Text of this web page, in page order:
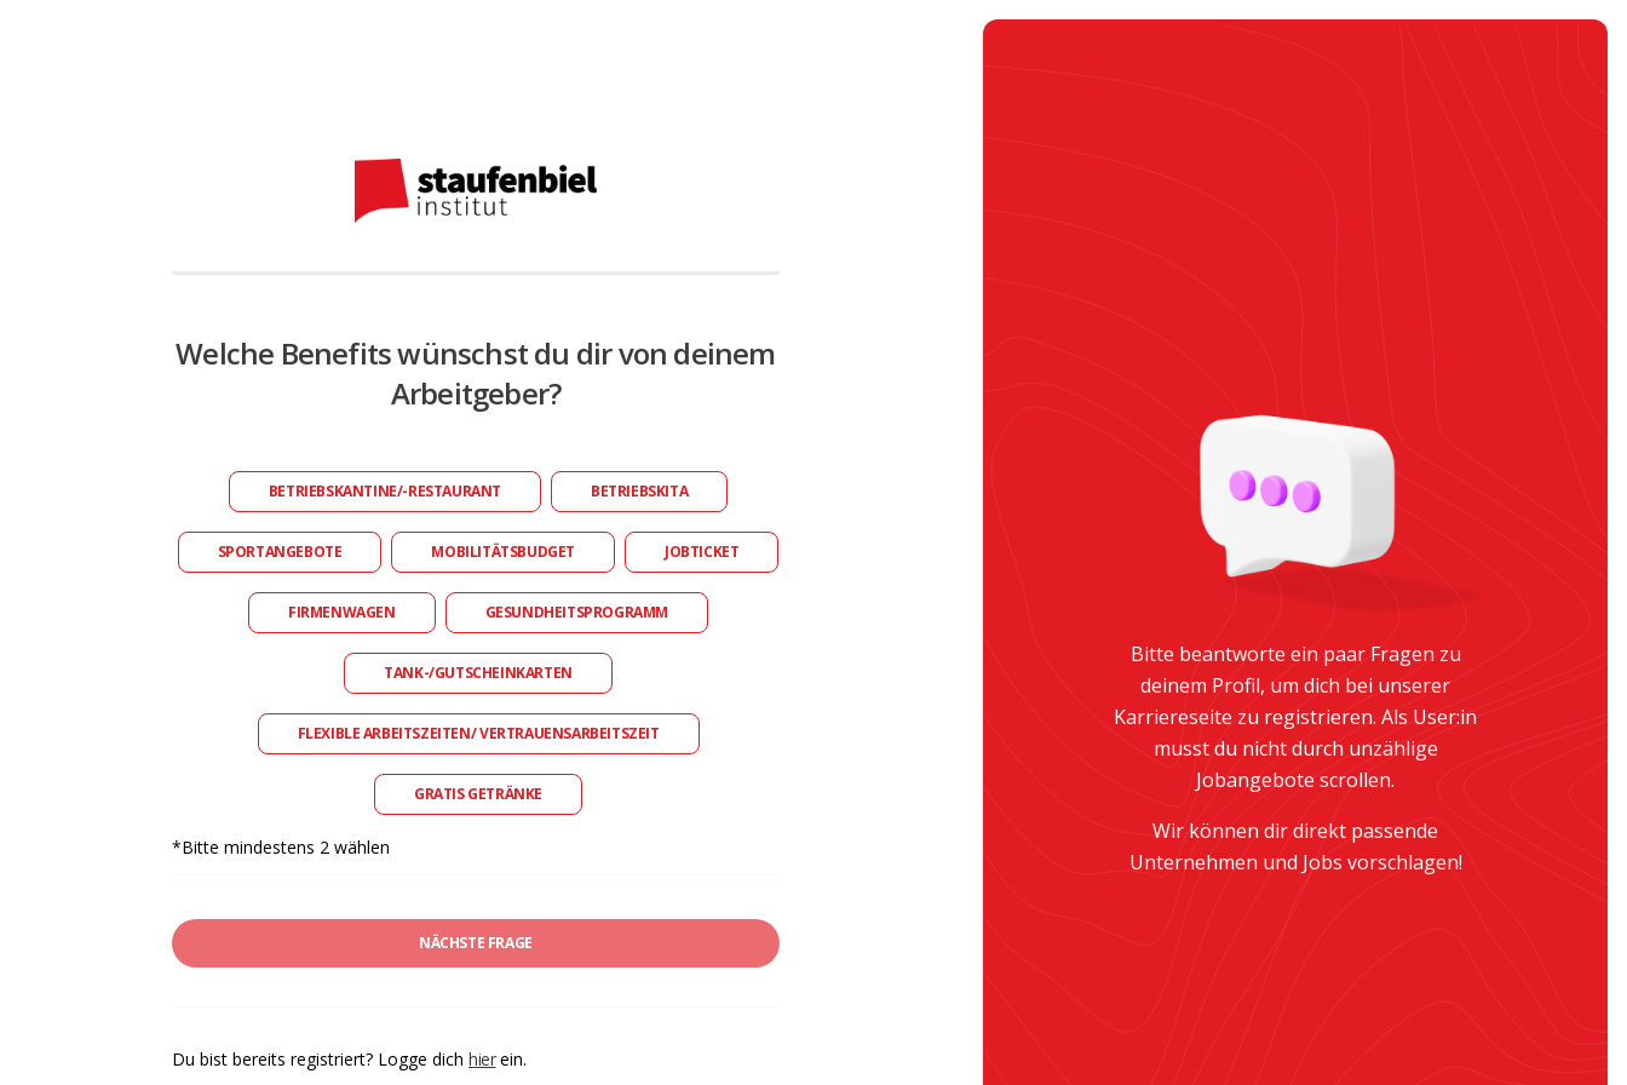
Welche Benefits wünschst du dir von deinem
Arbeitgeber?
BETRIEBSKANTINE/-RESTAURANT BETRIEBSKITA
SPORTANGEBOTE MOBILITÄTSBUDGET JOBTICKET
FIRMENWAGEN GESUNDHEITSPROGRAMM
TANK-/GUTSCHEINKARTEN
FLEXIBLE ARBEITSZEITEN/ VERTRAUENSARBEITSZEIT
GRATIS GETRÄNKE
*Bitte mindestens 2 wählen
NÄCHSTE FRAGE
Du bist bereits registriert? Logge dich hierein.
Bitte beantworte ein paar Fragen zu
deinem Profil, um dich bei unserer
Karriereseite zu registrieren. Als User:in
musst du nicht durch unzählige
Jobangebote scrollen.
Wir können dir direkt passende
Unternehmen und Jobs vorschlagen!